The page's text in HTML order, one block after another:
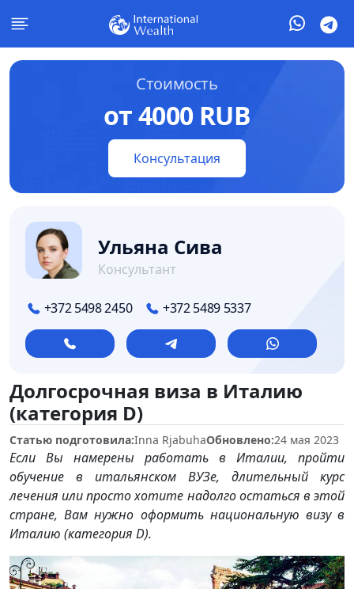
Стоимость
от 4000 RUB
Консультация
Ульяна Сива
Консультант
+372 5498 2450 +372 5489 5337
Долгосрочная виза в Италию
(категория D)
Статью подготовила:Inna RjabuhaОбновлено:24 мая 2023
Если Вы намерены работать в Италии, пройти
обучение в итальянском ВУЗе, длительный курс
лечения или просто хотите надолго остаться в этой
стране, Вам нужно оформить национальную визу в
Италию (категория D).